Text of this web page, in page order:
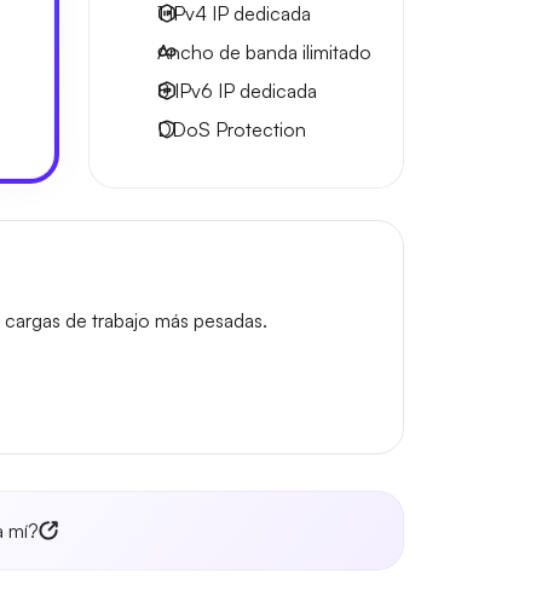
1 IPv4 IP dedicada
Ancho de banda ilimitado
8 IPv6 IP dedicada
DDoS Protection
de trabajo más pesadas.
mí?